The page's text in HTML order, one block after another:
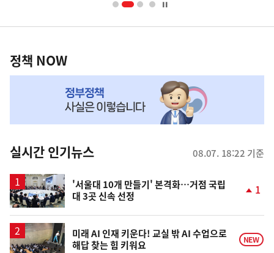
영
책
NOW,
뉴
스
정책 NOW
실시간 인기뉴스 08.07. 18:22 기준
'서울대 10개 만들기' 본격화…거점 국립
대 3곳 신속 선정
상
승
1
미래 AI 인재 키운다! 교실 밖 AI 수업으로
해답 찾는 힘 키워요
NEW